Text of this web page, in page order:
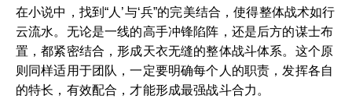
在小说中，找到“人’与‘兵”的完美结合，使得整体战术如行
云流水。无论是一线的高手冲锋陷阵，还是后方的谋士布
置，都紧密结合，形成天衣无缝的整体战斗体系。这个原
则同样适用于团队，一定要明确每个人的职责，发挥各自
的特长，有效配合，才能形成最强战斗合力。